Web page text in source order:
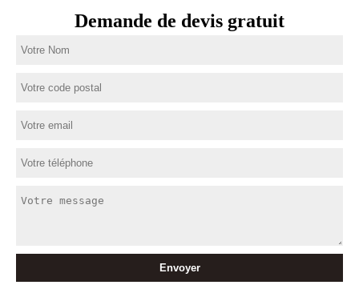
Demande de devis gratuit